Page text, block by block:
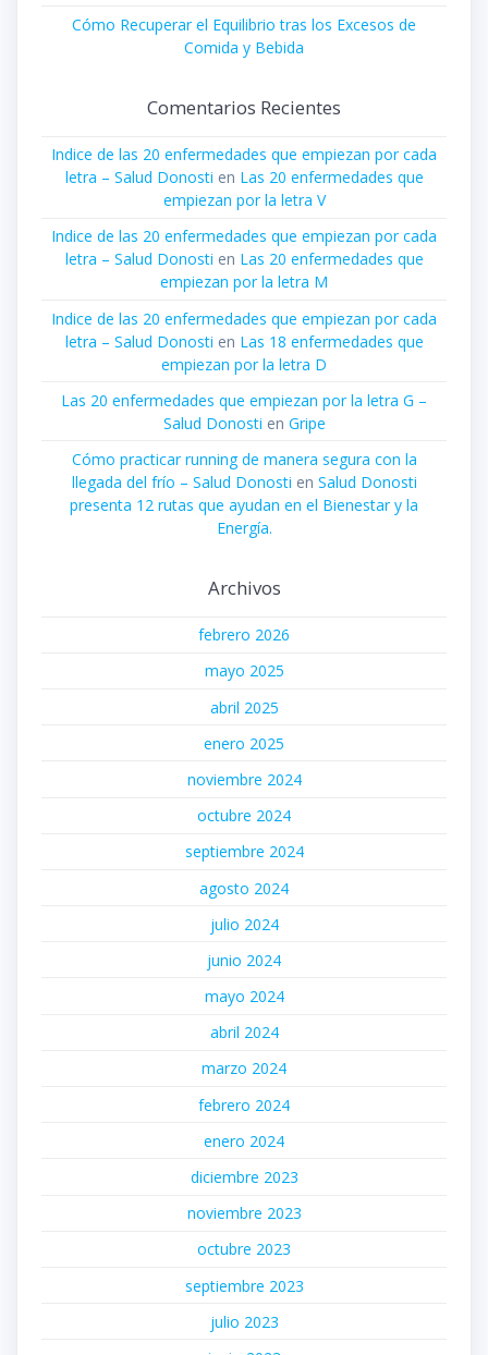
Cómo Recuperar el Equilibrio tras los Excesos de
Comida y Bebida
Comentarios Recientes
Indice de las 20 enfermedades que empiezan por cada
letra – Salud Donosti en Las 20 enfermedades que
empiezan por la letra V
Indice de las 20 enfermedades que empiezan por cada
letra – Salud Donosti en Las 20 enfermedades que
empiezan por la letra M
Indice de las 20 enfermedades que empiezan por cada
letra – Salud Donosti en Las 18 enfermedades que
empiezan por la letra D
Las 20 enfermedades que empiezan por la letra G –
Salud Donosti en Gripe
Cómo practicar running de manera segura con la
llegada del frío – Salud Donosti en Salud Donosti
presenta 12 rutas que ayudan en el Bienestar y la
Energía.
Archivos
febrero 2026
mayo 2025
abril 2025
enero 2025
noviembre 2024
octubre 2024
septiembre 2024
agosto 2024
julio 2024
junio 2024
mayo 2024
abril 2024
marzo 2024
febrero 2024
enero 2024
diciembre 2023
noviembre 2023
octubre 2023
septiembre 2023
julio 2023